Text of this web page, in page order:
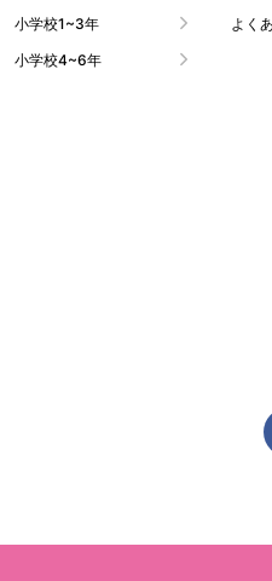
小学校1~3年
小学校4~6年
よく